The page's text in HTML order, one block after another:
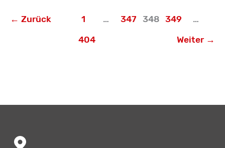
–
← Zurück 1 … 347 348 349 …
404 Weiter →